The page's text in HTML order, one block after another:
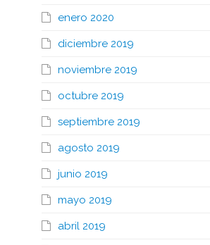
enero 2020
diciembre 2019
noviembre 2019
octubre 2019
septiembre 2019
agosto 2019
junio 2019
mayo 2019
abril 2019